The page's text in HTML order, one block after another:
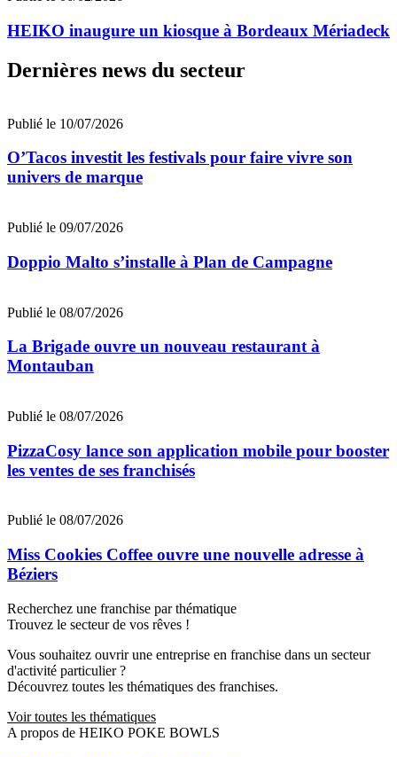
HEIKO inaugure un kiosque à Bordeaux Mériadeck
Dernières news du secteur
Publié le 10/07/2026
O’Tacos investit les festivals pour faire vivre son
univers de marque
Publié le 09/07/2026
Doppio Malto s’installe à Plan de Campagne
Publié le 08/07/2026
La Brigade ouvre un nouveau restaurant à
Montauban
Publié le 08/07/2026
PizzaCosy lance son application mobile pour booster
les ventes de ses franchisés
Publié le 08/07/2026
Miss Cookies Coffee ouvre une nouvelle adresse à
Béziers
Recherchez une franchise par thématique
Trouvez le secteur de vos rêves !
Vous souhaitez ouvrir une entreprise en franchise dans un secteur
d'activité particulier ?
Découvrez toutes les thématiques des franchises.
Voir toutes les thématiques
A propos de HEIKO POKE BOWLS